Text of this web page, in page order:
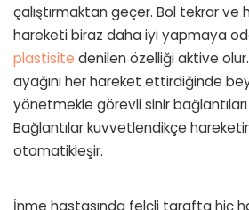
çalıştırmaktan geçer. Bol tekrar ve
hareketi biraz daha iyi yapmaya
plastisite denilen özelliği aktive
ayağını her hareket ettirdiğinde
yönetmekle görevli sinir
Bağlantılar kuvvetlendikçe hareketin
otomatikleşir.
İnme hastasında felçli tarafta hiç